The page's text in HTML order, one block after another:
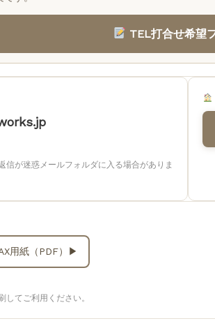
TEL打合せ希望
信が迷惑メールフォルダに入る場合がありま
用紙（PDF）▶
してご利用ください。